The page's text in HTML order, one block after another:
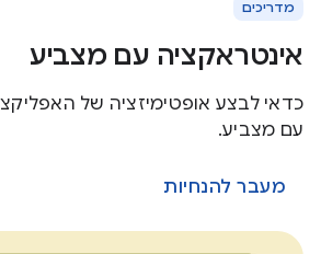
מדריכים
אינטראקציה עם מצביע
כדאי לבצע אופטימיזציה של
עם מצביע.
מעבר להנחיות